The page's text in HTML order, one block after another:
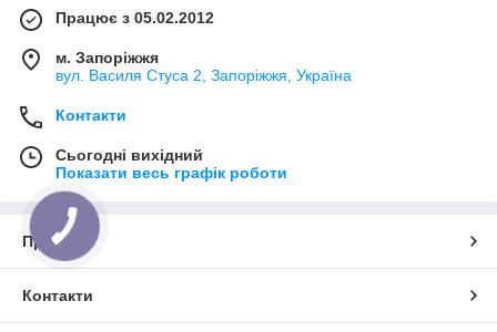
Працює з 05.02.2012
м. Запоріжжя
вул. Василя Стуса 2, Запоріжжя, Україна
Контакти
Сьогодні вихідний
Показати весь графік роботи
Про нас
Контакти
КНОПКА
ЗВ'ЯЗКУ